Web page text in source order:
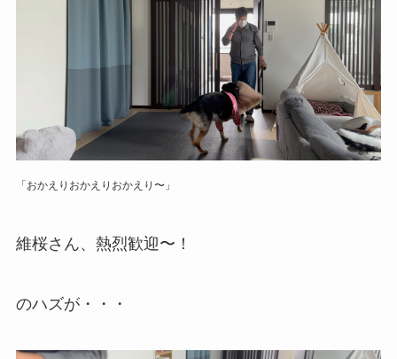
「おかえりおかえりおかえり〜」
維桜さん、熱烈歓迎〜！
のハズが・・・